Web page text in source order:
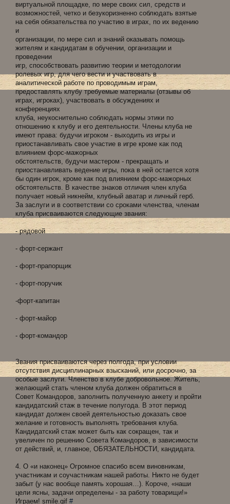
виртуальной площадке, по мере своих сил, средств и
возможностей, четко и безукоризненно соблюдать взятые
на себя обязательства по участию в играх, по их ведению
и
организации, по мере сил и знаний оказывать помощь
жителям и кандидатам в обучении, организации и
проведении
игр, способствовать развитию теории и методологии
ролевых игр, для чего вести и участвовать в
аналитической работе по проводимым играм,
предоставлять клубу требуемые материалы (отзывы об
играх, игроках), участвовать в обсуждениях и
конференциях
клуба, неукоснительно соблюдать нормы этики по
отношению к клубу и его деятельности. Члены клуба не
имеют права: будучи игроком - выходить из игры и
приостанавливать свое участие в игре кроме как под
влиянием форс-мажорных
обстоятельств, будучи мастером - прекращать и
приостанавливать ведение игры, пока в ней остается хотя
бы один игрок, кроме как под влиянием форс-мажорных
обстоятельств. В качестве знаков отличия член клуба
получает новый никнейм, клубный аватар и личный герб.
За заслуги и в соответствии со сроками членства, членам
клуба присваиваются следующие звания:
- рядовой
- форт-сержант
- форт-прапорщик
- форт-поручик
-форт-капитан
- форт-майор
- форт-командор
Звания присваиваются через полгода, при условии
отсутствия дисциплинарных взысканий, или досрочно, за
особые заслуги. Членство в клубе добровольное. Житель,
желающий стать членом клуба должен обратиться в
Совет Командоров, заполнить полученную анкету и пройти
кандидатский стаж в течение полугода. В этот период
кандидат должен своей деятельностью доказать свое
желание и готовность выполнять требования клуба.
Кандидатский стаж может быть как сокращен, так и
увеличен по решению Совета Командоров, в зависимости
от действий, и, главное, ОБЯЗАТЕЛЬНОСТИ, кандидата.
4. О «и наконец» Огромное спасибо всем виновникам,
участникам и соучастникам нашей работы. Никто не будет
забыт (у нас вообще память хорошая…). Короче, «наши
цели ясны, задачи определены - за работу товарищи!»
Играем! smile.gif#